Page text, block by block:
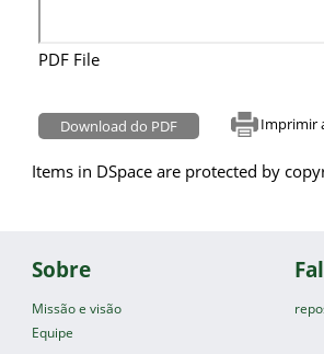
PDF File
Download do PDF Imprimir
Items in DSpace are protected by
Sobre
Missão e visão
Equipe